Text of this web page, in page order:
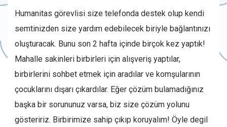
Humanitas görevlisi size telefonda destek olup kendi
semtinizden size yardım edebilecek biriyle bağlantınızı
oluşturacak. Bunu son 2 hafta içinde birçok kez yaptık!
Mahalle sakinleri birbirleri için alışveriş yaptılar,
birbirlerini sohbet etmek için aradılar ve komşularının
çocuklarını dışarı çıkardılar. Eğer çözüm bulamadığınız
başka bir sorununuz varsa, biz size çözüm yolunu
gösteririz. Birbirimize sahip çıkıp koruyalım! Öyle degil